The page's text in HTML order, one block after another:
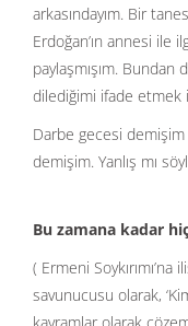
arkasındayım. Bir
Erdoğan’ın annesi ile
paylaşmışım. Bundan
dilediğimi ifade etmek
Darbe gecesi demişim
demişim. Yanlış mı
Bu zamana kadar
( Ermeni
savunucusu olarak,
kavramlar olarak